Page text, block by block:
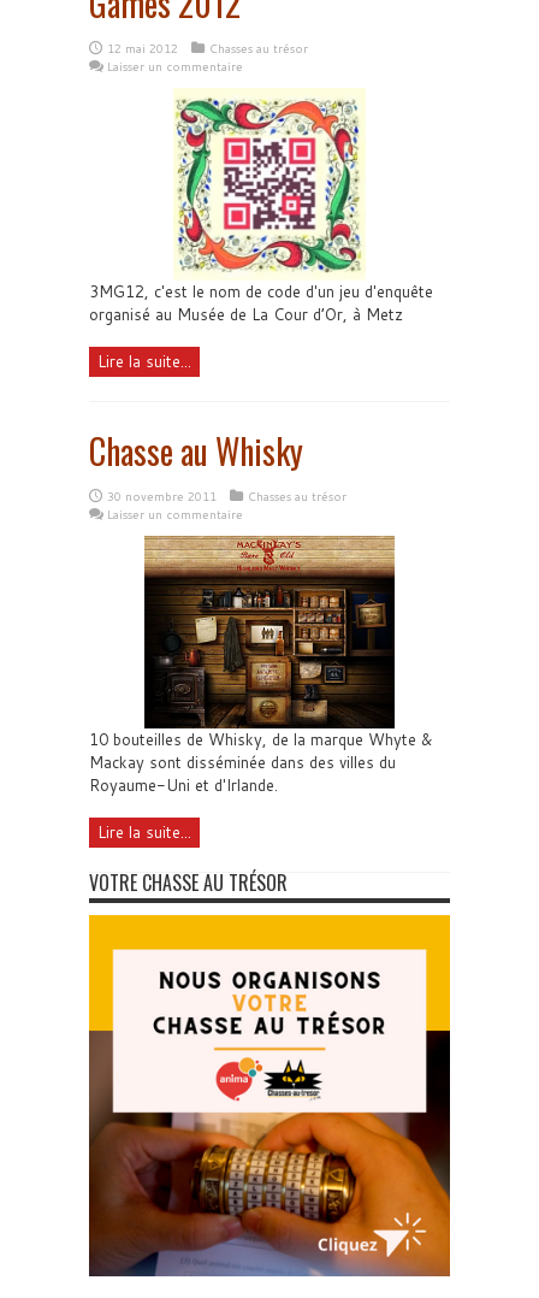
12 mai 2012
Chasses au trésor
Laisser un commentaire
3MG12, c'est le nom de code d'un jeu d'enquête
organisé au Musée de La Cour d’Or, à Metz
Lire la suite...
Chasse au Whisky
30 novembre 2011
Chasses au trésor
Laisser un commentaire
10 bouteilles de Whisky, de la marque Whyte &
Mackay sont disséminée dans des villes du
Royaume-Uni et d'Irlande.
Lire la suite...
VOTRE CHASSE AU TRÉSOR